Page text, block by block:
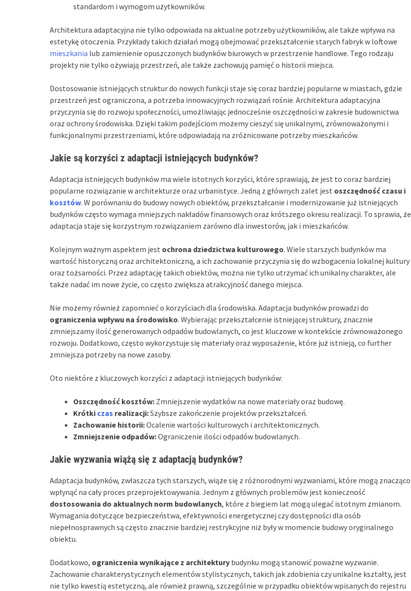
standardom i wymogom użytkowników.
Architektura adaptacyjna nie tylko odpowiada na aktualne potrzeby użytkowników, ale także wpływa na
estetykę otoczenia. Przykłady takich działań mogą obejmować przekształcenie starych fabryk w loftowe
mieszkania lub zamienienie opuszczonych budynków biurowych w przestrzenie handlowe. Tego rodzaju
projekty nie tylko ożywiają przestrzeń, ale także zachowują pamięć o historii miejsca.
Dostosowanie istniejących struktur do nowych funkcji staje się coraz bardziej popularne w miastach, gdzie
przestrzeń jest ograniczona, a potrzeba innowacyjnych rozwiązań rośnie. Architektura adaptacyjna
przyczynia się do rozwoju społeczności, umożliwiając jednocześnie oszczędności w zakresie budownictwa
oraz ochrony środowiska. Dzięki takim podejściom możemy cieszyć się unikalnymi, zrównoważonymi i
funkcjonalnymi przestrzeniami, które odpowiadają na zróżnicowane potrzeby mieszkańców.
Jakie są korzyści z adaptacji istniejących budynków?
Adaptacja istniejących budynków ma wiele istotnych korzyści, które sprawiają, że jest to coraz bardziej
popularne rozwiązanie w architekturze oraz urbanistyce. Jedną z głównych zalet jest oszczędność czasu i
kosztów. W porównaniu do budowy nowych obiektów, przekształcanie i modernizowanie już istniejących
budynków często wymaga mniejszych nakładów finansowych oraz krótszego okresu realizacji. To sprawia, że
adaptacja staje się korzystnym rozwiązaniem zarówno dla inwestorów, jak i mieszkańców.
Kolejnym ważnym aspektem jest ochrona dziedzictwa kulturowego. Wiele starszych budynków ma
wartość historyczną oraz architektoniczną, a ich zachowanie przyczynia się do wzbogacenia lokalnej kultury
oraz tożsamości. Przez adaptację takich obiektów, można nie tylko utrzymać ich unikalny charakter, ale
także nadać im nowe życie, co często zwiększa atrakcyjność danego miejsca.
Nie możemy również zapomnieć o korzyściach dla środowiska. Adaptacja budynków prowadzi do
ograniczenia wpływu na środowisko. Wybierając przekształcenie istniejącej struktury, znacznie
zmniejszamy ilość generowanych odpadów budowlanych, co jest kluczowe w kontekście zrównoważonego
rozwoju. Dodatkowo, często wykorzystuje się materiały oraz wyposażenie, które już istnieją, co further
zmniejsza potrzeby na nowe zasoby.
Oto niektóre z kluczowych korzyści z adaptacji istniejących budynków:
Oszczędność kosztów: Zmniejszenie wydatków na nowe materiały oraz budowę.
Krótki czas realizacji:Szybsze zakończenie projektów przekształceń.
Zachowanie historii:Ocalenie wartości kulturowych i architektonicznych.
Zmniejszenie odpadów:Ograniczenie ilości odpadów budowlanych.
Jakie wyzwania wiążą się z adaptacją budynków?
Adaptacja budynków, zwłaszcza tych starszych, wiąże się z różnorodnymi wyzwaniami, które mogą znacząco
wpłynąć na cały proces przeprojektowywania. Jednym z głównych problemów jest konieczność
dostosowania do aktualnych norm budowlanych, które z biegiem lat mogą ulegać istotnym zmianom.
Wymagania dotyczące bezpieczeństwa, efektywności energetycznej czy dostępności dla osób
niepełnosprawnych są często znacznie bardziej restrykcyjne niż były w momencie budowy oryginalnego
obiektu.
Dodatkowo, ograniczenia wynikające z architektury budynku mogą stanowić poważne wyzwanie.
Zachowanie charakterystycznych elementów stylistycznych, takich jak zdobienia czy unikalne kształty, jest
nie tylko kwestią estetyczną, ale również prawną, szczególnie w przypadku obiektów wpisanych do rejestru